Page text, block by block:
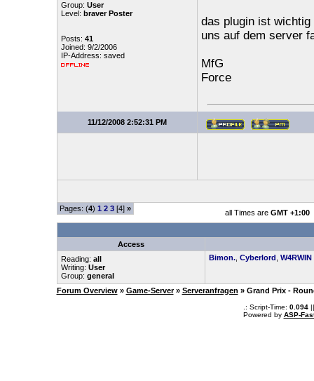
Group: User
Level: braver Poster
Posts: 41
Joined: 9/2/2006
IP-Address: saved
das plugin ist
uns auf dem server
MfG
Force
11/12/2008 2:52:31 PM
Pages: (4) 1 2 3[4] » all Times are GMT +1:00
Access
Reading: all
Writing: User
Group: general
Bimon., Cyberlord W4RWIN
Forum Overview » Game-Server » Serveranfragen » Grand Prix -
.: Script-Time: 0.094||
Powered by ASP-